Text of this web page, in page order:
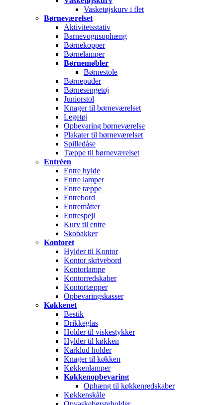
Vasketøjskurv i flet
Børneværelset
Aktivitetsstativ
Barnevognsophæng
Børnekopper
Børnelamper
Børnemøbler
Børnestole
Børnepuder
Børnesengetøj
Juniorstol
Knager til børneværelset
Legetøj
Opbevaring børneværelse
Plakater til børneværelset
Spilledåse
Tæppe til børneværelset
Entréen
Entre hylde
Entre lamper
Entre tæppe
Entrebord
Entremåtter
Entrespejl
Kurv til entre
Skobakker
Kontoret
Hylder til Kontor
Kontor skrivebord
Kontorlampe
Kontorredskaber
Kontortæpper
Opbevaringskasser
Køkkenet
Bestik
Drikkeglas
Holder til viskestykker
Hylder til køkken
Karklud holder
Knager til køkken
Køkkenlamper
Køkkenopbevaring
Ophæng til køkkenredskaber
Køkkenskåle